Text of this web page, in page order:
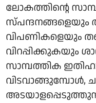
ലോകത്തിന്റെ
വിപണികളെയും
വിറപ്പിക്കുകയും
സാമ്പത്തിക
വിടവാങ്ങുമ്പോൾ,